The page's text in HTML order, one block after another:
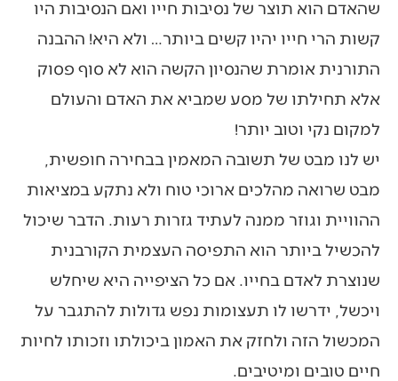
שהאדם הוא תוצר של נסיבות חייו ואם הנסיבות היו
קשות הרי חייו יהיו קשים ביותר… ולא היא! ההבנה
התורנית אומרת שהנסיון הקשה הוא לא סוף פסוק
אלא תחילתו של מסע שמביא את האדם והעולם
למקום נקי וטוב יותר!
יש לנו מבט של תשובה המאמין בבחירה חופשית,
מבט שרואה מהלכים ארוכי טוח ולא נתקע במציאות
ההוויית וגוזר ממנה לעתיד גזרות רעות. הדבר שיכול
להכשיל ביותר הוא התפיסה העצמית הקורבנית
שנוצרת לאדם בחייו. אם כל הציפייה היא שיחלש
ויכשל, ידרשו לו תעצומות נפש גדולות להתגבר על
המכשול הזה ולחזק את האמון ביכולתו וזכותו לחיות
חיים טובים ומיטיבים.